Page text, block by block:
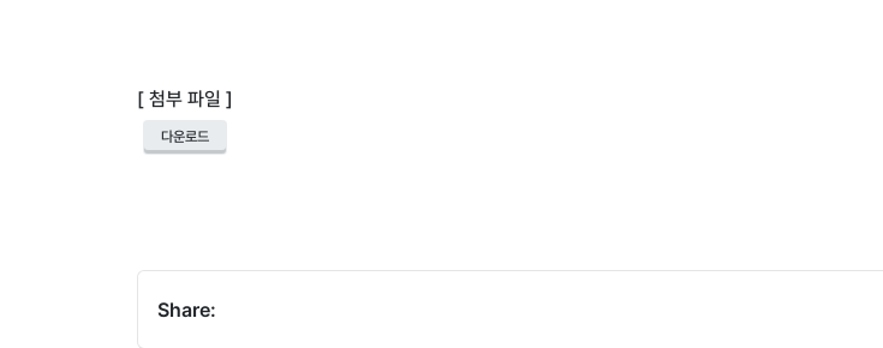
[ 첨부 파일 ]
다운로드
Share: